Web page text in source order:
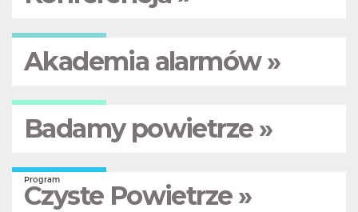
Akademia alarmów »
Badamy powietrze »
Program
Czyste Powietrze »